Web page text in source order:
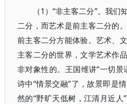
（1）“非主客二分”。我
二分，而艺术是前主客二分的
前主客二分方能体验。艺术、
主客二分的世界，文学艺术作
非对象性的。王国维讲“一切景
诗中“情景交融”了，故景即是
然的“野旷天低树，江清月近人